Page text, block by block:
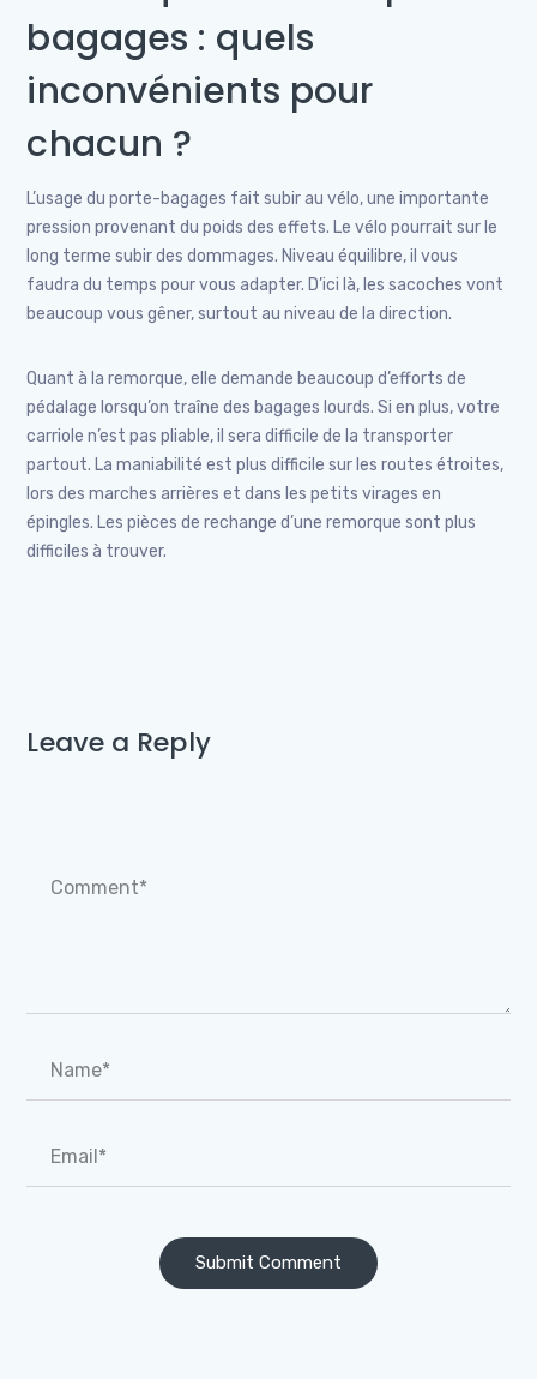
bagages : quels
inconvénients pour
chacun ?
L’usage du porte-bagages fait subir au vélo, une importante
pression provenant du poids des effets. Le vélo pourrait sur le
long terme subir des dommages. Niveau équilibre, il vous
faudra du temps pour vous adapter. D’ici là, les sacoches vont
beaucoup vous gêner, surtout au niveau de la direction.
Quant à la remorque, elle demande beaucoup d’efforts de
pédalage lorsqu’on traîne des bagages lourds. Si en plus, votre
carriole n’est pas pliable, il sera difficile de la transporter
partout. La maniabilité est plus difficile sur les routes étroites,
lors des marches arrières et dans les petits virages en
épingles. Les pièces de rechange d’une remorque sont plus
difficiles à trouver.
Leave a Reply